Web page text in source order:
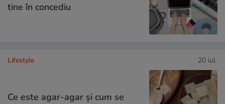
tine în concediu
Lifestyle 20 iul.
Ce este agar-agar și cum se